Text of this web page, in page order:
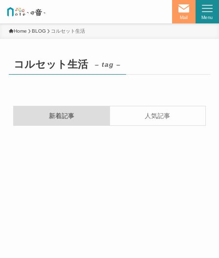
Mail Menu
Home BLOG コルセット生活
コルセット生活 – tag –
新着記事 人気記事